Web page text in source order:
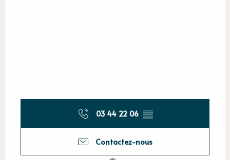
03 44 22 06 ▒▒
Contactez-nous